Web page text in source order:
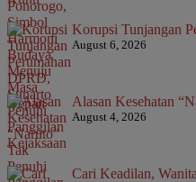
Korupsi Tunjangan
August 6, 2026
Alasan Kesehatan
August 4, 2026
Cari Keadilan,